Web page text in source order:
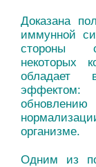
Доказана
иммунной
стороны
некоторых
обладает
эффектом:
организме.
Одним из